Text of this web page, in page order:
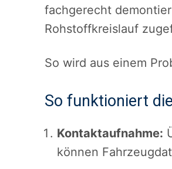
fachgerecht
Rohstoffkreislauf
So wird aus einem
So funktioniert
Kontaktaufnahme:
können